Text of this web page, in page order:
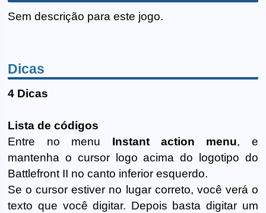
Sem descrição para este jogo.
Dicas
4 Dicas
Lista de códigos
Entre no menu Instant action menu, e
mantenha o cursor logo acima do logotipo do
Battlefront II no canto inferior esquerdo.
Se o cursor estiver no lugar correto, você verá o
texto que você digitar. Depois basta digitar um